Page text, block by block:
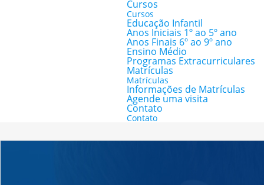
Cursos
Cursos
Educação Infantil
Anos Iniciais 1º ao 5º ano
Anos Finais 6º ao 9º ano
Ensino Médio
Programas Extracurriculares
Matrículas
Matrículas
Informações de Matrículas
Agende uma visita
Contato
Contato